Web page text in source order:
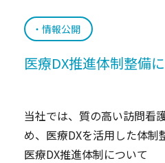
情報公開
医療DX推進体制整備
当社では、質の高い訪問看
め、医療DXを活用した体制
医療DX推進体制について